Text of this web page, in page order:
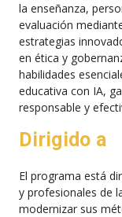
la enseñanza,
evaluación
estrategias
en ética y
habilidades
educativa con IA,
responsable y
Dirigido a
El programa está
y profesionales de
modernizar sus